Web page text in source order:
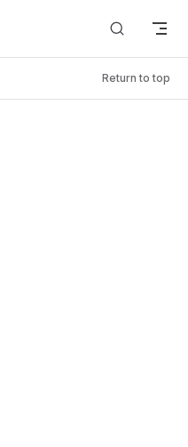
Return to top